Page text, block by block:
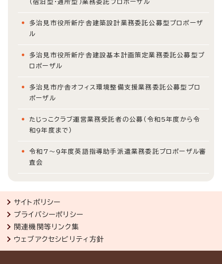
（宿泊型・通所型）業務委託プロポーザル
多治見市役所新庁舎建築設計業務委託公募型プロポーザ
ル
多治見市役所新庁舎建設基本計画策定業務委託公募型プ
ロポーザル
多治見市庁舎オフィス環境整備支援業務委託公募型プロ
ポーザル
たじっこクラブ運営業務受託者の公募（令和5年度から令
和9年度まで）
令和7～9年度英語指導助手派遣業務委託プロポーザル審
査会
サイトポリシー
プライバシーポリシー
関連機関等リンク集
ウェブアクセシビリティ方針